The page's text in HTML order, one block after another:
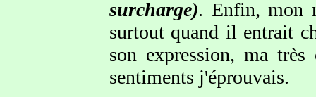
surcharge). Enfin, mon
surtout quand il entrait
son expression, ma
sentiments j'éprouvais.